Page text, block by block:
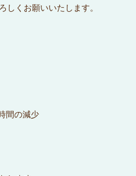
しくお願いいたします。
間の減少